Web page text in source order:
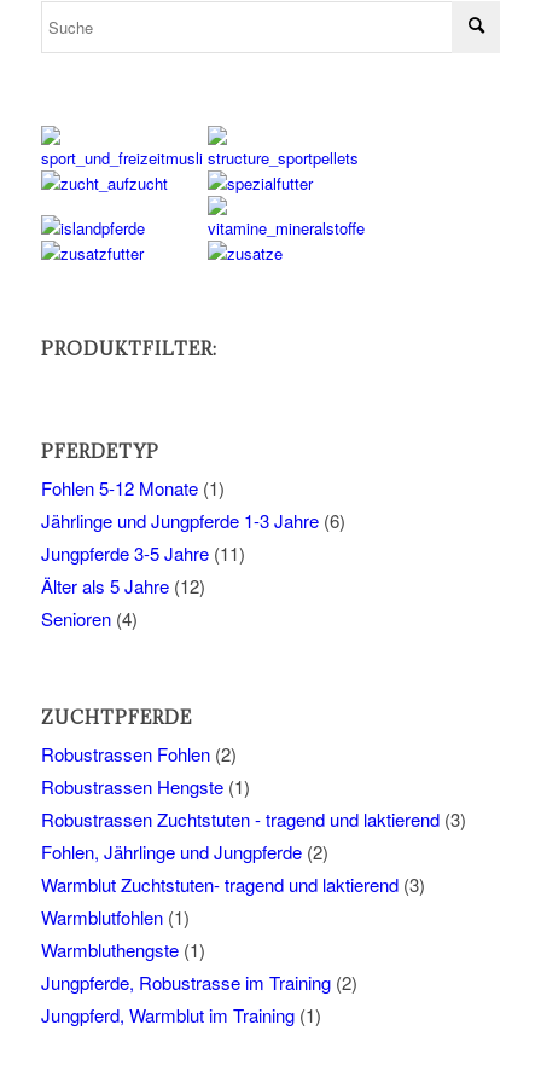
PRODUKTFILTER:
PFERDETYP
Fohlen 5-12 Monate (1)
Jährlinge und Jungpferde 1-3 Jahre (6)
Jungpferde 3-5 Jahre (11)
Älter als 5 Jahre (12)
Senioren (4)
ZUCHTPFERDE
Robustrassen Fohlen (2)
Robustrassen Hengste (1)
Robustrassen Zuchtstuten - tragend und laktierend (3)
Fohlen, Jährlinge und Jungpferde (2)
Warmblut Zuchtstuten- tragend und laktierend (3)
Warmblutfohlen (1)
Warmbluthengste (1)
Jungpferde, Robustrasse im Training (2)
Jungpferd, Warmblut im Training (1)